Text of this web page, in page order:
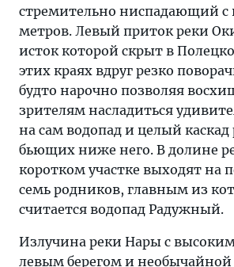
стремительно ниспадающий с
метров. Левый приток реки
исток которой скрыт в
этих краях вдруг резко
будто нарочно позволяя
зрителям насладиться
на сам водопад и целый
бьющих ниже него. В долине
коротком участке выходят на
семь родников, главным из
считается водопад Радужный.
Излучина реки Нары с
левым берегом и необычайной